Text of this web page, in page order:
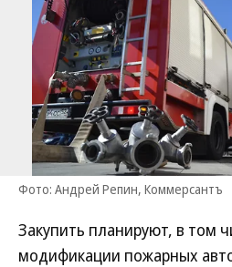
Фото: Андрей Репин, Коммерсантъ
Закупить планируют, в том
модификации пожарных